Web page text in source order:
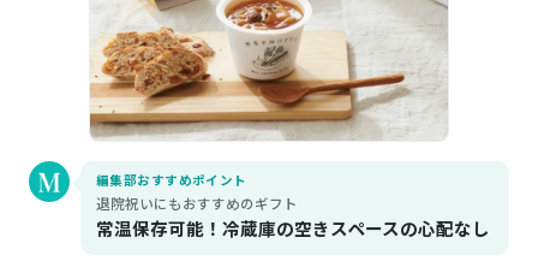
編集部おすすめポイント
退院祝いにもおすすめのギフト
常温保存可能！冷蔵庫の空きスペースの心配なし